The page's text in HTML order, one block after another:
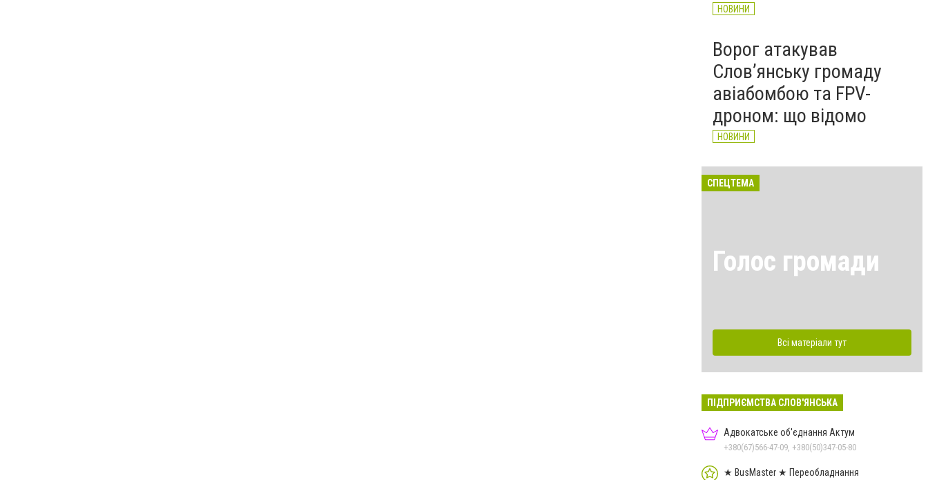
НОВИНИ
Ворог атакував
Слов’янську громаду
авіабомбою та FPV-
дроном: що відомо
НОВИНИ
СПЕЦТЕМА
Голос громади
Всі матеріали тут
ПІДПРИЄМСТВА СЛОВ'ЯНСЬКА
Адвокатське об'єднання Актум
+380(67)566-47-09, +380(50)347-05-80
★ BusMaster ★ Переобладнання